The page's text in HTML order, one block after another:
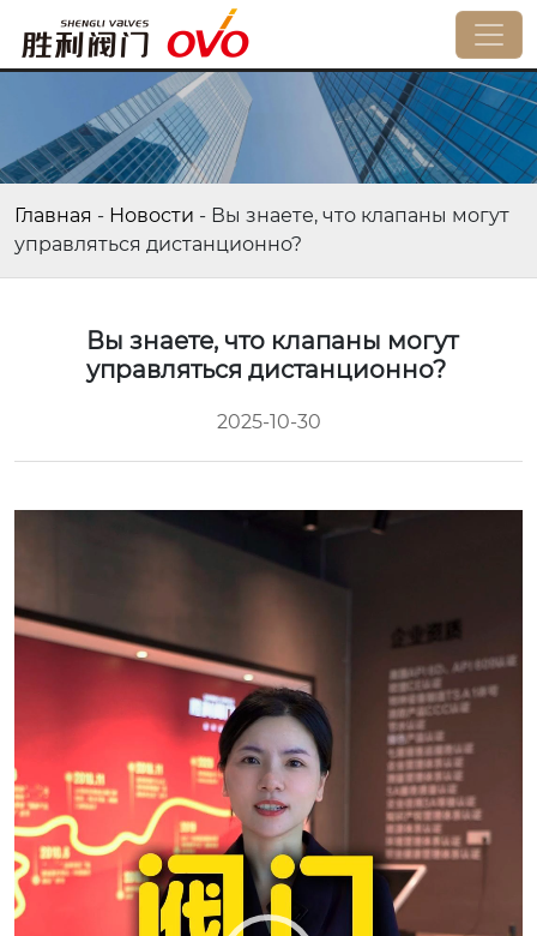
Главная - Новости - Вы знаете, что клапаны могут
управляться дистанционно?
Вы знаете, что клапаны могут
управляться дистанционно?
2025-10-30
放
器